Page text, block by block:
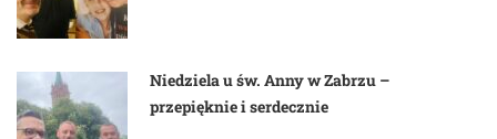
Niedziela u św. Anny w Zabrzu –
przepięknie i serdecznie